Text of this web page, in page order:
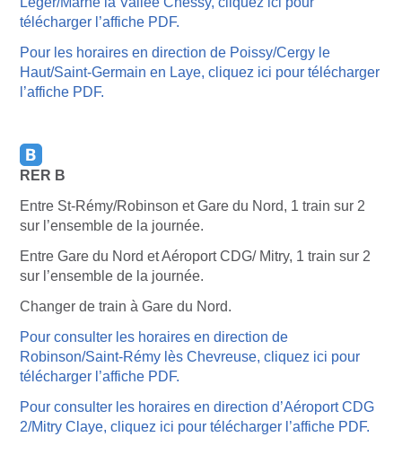
télécharger l’affiche PDF.
Pour les horaires en direction de Poissy/Cergy le
Haut/Saint-Germain en Laye, cliquez ici pour télécharger
l’affiche PDF.
RER B
Entre St-Rémy/Robinson et Gare du Nord, 1 train sur 2
sur l’ensemble de la journée.
Entre Gare du Nord et Aéroport CDG/ Mitry, 1 train sur 2
sur l’ensemble de la journée.
Changer de train à Gare du Nord.
Pour consulter les horaires en direction de
Robinson/Saint-Rémy lès Chevreuse, cliquez ici pour
télécharger l’affiche PDF.
Pour consulter les horaires en direction d’Aéroport CDG
2/Mitry Claye, cliquez ici pour télécharger l’affiche PDF.